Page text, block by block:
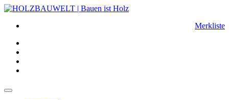
Merkliste